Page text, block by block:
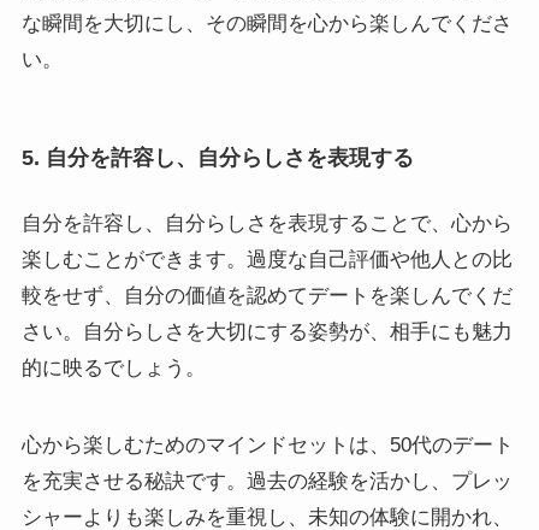
な瞬間を大切にし、その瞬間を心から楽しんでくださ
い。
5. 自分を許容し、自分らしさを表現する
自分を許容し、自分らしさを表現することで、心から
楽しむことができます。過度な自己評価や他人との比
較をせず、自分の価値を認めてデートを楽しんでくだ
さい。自分らしさを大切にする姿勢が、相手にも魅力
的に映るでしょう。
心から楽しむためのマインドセットは、50代のデート
を充実させる秘訣です。過去の経験を活かし、プレッ
シャーよりも楽しみを重視し、未知の体験に開かれ、